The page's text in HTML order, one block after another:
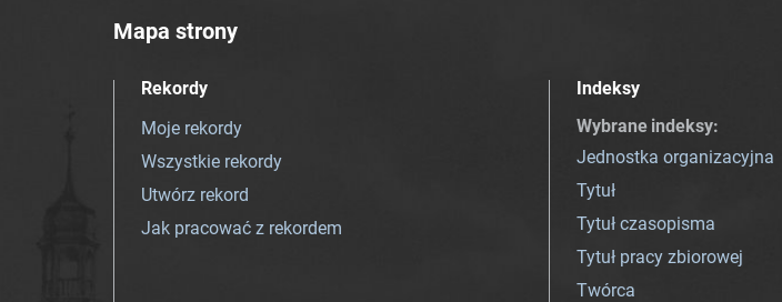
Mapa strony
Rekordy
Moje rekordy
Wszystkie rekordy
Utwórz rekord
Jak pracować z rekordem
Indeksy
Wybrane indeksy:
Jednostka organizacyjna
Tytuł
Tytuł czasopisma
Tytuł pracy zbiorowej
Twórca